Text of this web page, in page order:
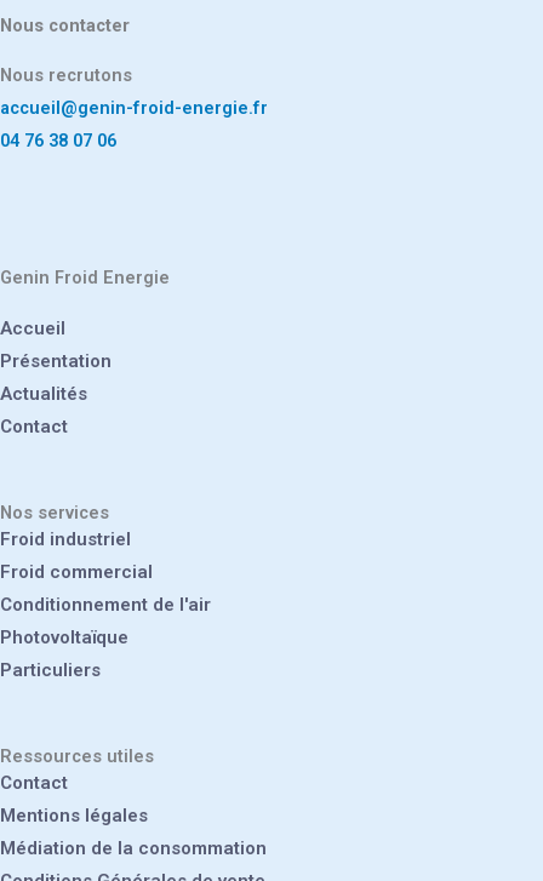
Nous contacter
Nous recrutons
accueil@genin-froid-energie.fr
04 76 38 07 06
Genin Froid Energie
Accueil
Présentation
Actualités
Contact
Nos services
Froid industriel
Froid commercial
Conditionnement de l'air
Photovoltaïque
Particuliers
Ressources utiles
Contact
Mentions légales
Médiation de la consommation